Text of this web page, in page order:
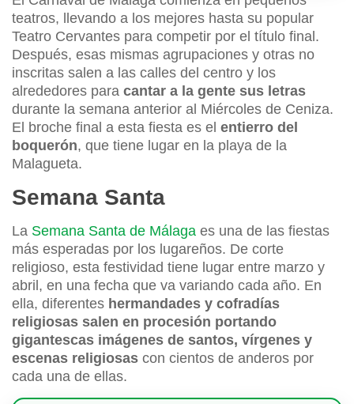
teatros, llevando a los mejores hasta su popular
Teatro Cervantes para competir por el título final.
Después, esas mismas agrupaciones y otras no
inscritas salen a las calles del centro y los
alrededores para cantar a la gente sus letras
durante la semana anterior al Miércoles de Ceniza.
El broche final a esta fiesta es el entierro del
boquerón, que tiene lugar en la playa de la
Malagueta.
Semana Santa
La Semana Santa de Málaga es una de las fiestas
más esperadas por los lugareños. De corte
religioso, esta festividad tiene lugar entre marzo y
abril, en una fecha que va variando cada año. En
ella, diferentes hermandades y cofradías
religiosas salen en procesión portando
gigantescas imágenes de santos, vírgenes y
escenas religiosas con cientos de anderos por
cada una de ellas.